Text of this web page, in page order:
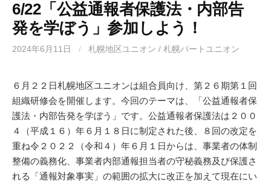
6/22「公益通報者保護法・内部告
発を学ぼう」参加しよう！
2024年6月11日 / 札幌地区ユニオン / 札幌パートユニオン
６月２２日札幌地区ユニオンは組合員向け、第２６期第１回
組織研修会を開催します。今回のテーマは、「公益通報者保
護法・内部告発を学ぼう」です。公益通報者保護法は２００
４（平成１６）年６月１８日に制定された後、８回の改定を
重ね令２０２２（令和４）年６月１日からは、事業者の体制
整備の義務化、事業者内部通報担当者の守秘義務及び保護さ
れる「通報対象事実」の範囲の拡大に改正を加えて現在にい